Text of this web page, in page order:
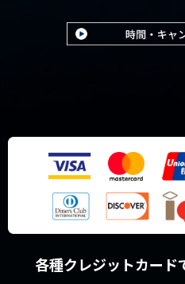
各種クレジットカード